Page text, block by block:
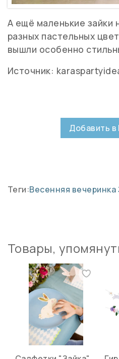
А ещё маленькие зайки
разных пастельных
вышли особенно
Источник:
Добавить
Теги:Весенняя вечеринка
Товары,